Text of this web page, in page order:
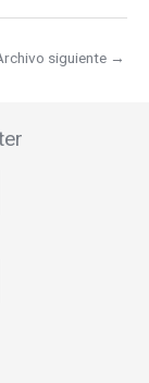
siguiente →